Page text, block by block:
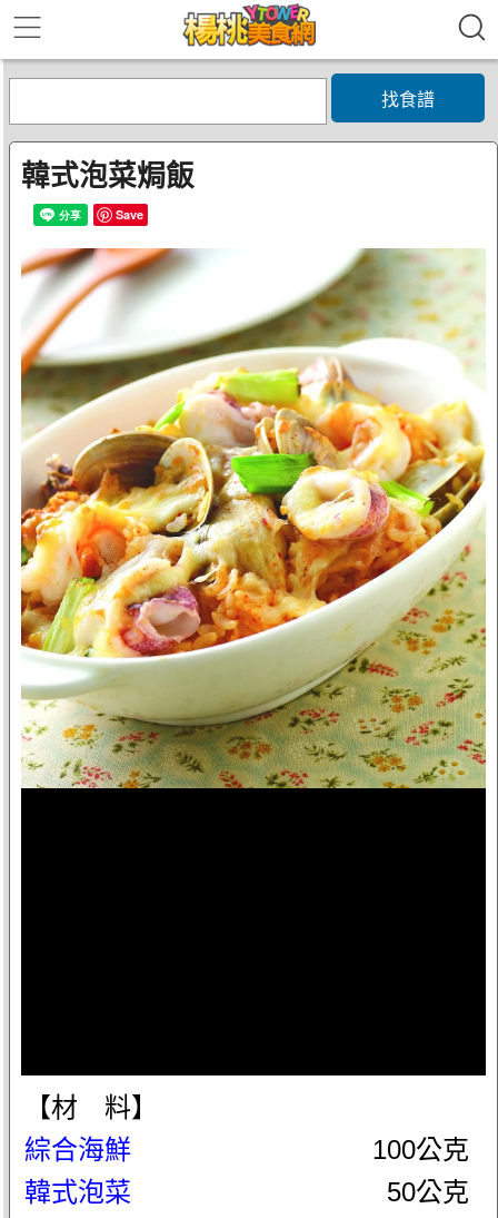
找食譜
韓式泡菜焗飯
Save
【材 料】
綜合海鮮
100公克
韓式泡菜
50公克